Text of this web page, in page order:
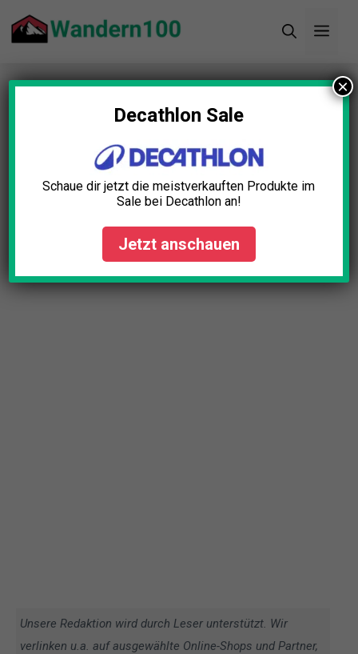
Inhalt
Startseite»Blog»Edelstahl Thermobecher Test:
Die 5 besten (Bestenliste)
Edelstahl Thermobecher Test:
Die 5 besten (Bestenliste)
Oktober 6, 2025
Unsere Redaktion wird durch Leser unterstützt. Wir
verlinken u.a. auf ausgewählte Online-Shops und Partner,
Decathlon Sale
Schaue dir jetzt die meistverkauften Produkte im
Sale bei Decathlon an!
Jetzt anschauen
×